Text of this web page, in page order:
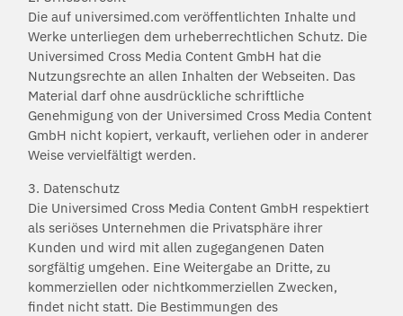
Die auf universimed.com veröffentlichten Inhalte und
Werke unterliegen dem urheberrechtlichen Schutz. Die
Universimed Cross Media Content GmbH hat die
Nutzungsrechte an allen Inhalten der Webseiten. Das
Material darf ohne ausdrückliche schriftliche
Genehmigung von der Universimed Cross Media Content
GmbH nicht kopiert, verkauft, verliehen oder in anderer
Weise vervielfältigt werden.
3. Datenschutz
Die Universimed Cross Media Content GmbH respektiert
als seriöses Unternehmen die Privatsphäre ihrer
Kunden und wird mit allen zugegangenen Daten
sorgfältig umgehen. Eine Weitergabe an Dritte, zu
kommerziellen oder nichtkommerziellen Zwecken,
findet nicht statt. Die Bestimmungen des